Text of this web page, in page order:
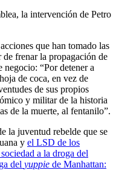
la intervención de Petro
que han tomado las
de frenar la propagación de
negocio: “Por detener a
de coca, en vez de
de sus propios
y militar de la historia
de la muerte, al fentanilo”.
la juventud rebelde que se
y el LSD de los
a la droga del
del yuppie de Manhattan: